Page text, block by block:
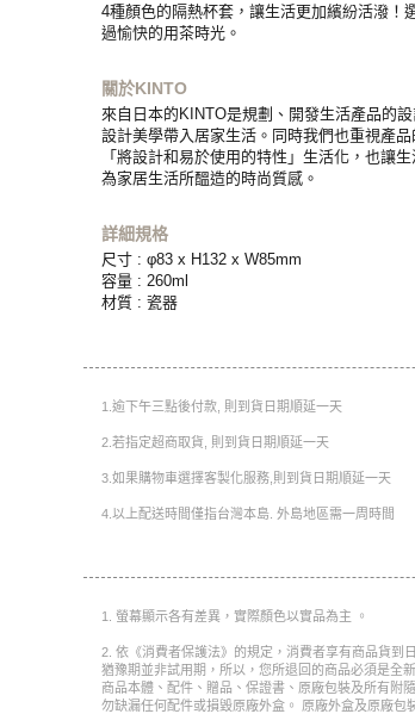
4種顏色的隔熱杯套，讓生活更加繽紛活潑！
過愉快的用茶時光。
關於KINTO
來自日本的KINTO是規劃、開發生活產品的
設計美學帶入居家生活。同時我們也重視產
「將設計和易於使用的特性」生活化，也讓
為家居生活所醞造的時尚質感。
詳細規格
尺寸 : φ83 x H132 x W85mm
容量 : 260ml
材質 : 瓷器
1.逾下午三點後付款, 則到貨日期順延一天
2.若指定超商取貨, 則到貨日期順延一天
3.如果購物車選擇客製化服務,則到貨日期順延一天
4.以上配送時間僅指台灣本島. 外島地區需一周時間
1. 螢幕顯示各有差異，實際顏色以實品為主 。
2. 依《消費者保護法》的規定，消費者享有商品貨到
猶豫期並非試用期，所以，您所退回的商品必須是全
商品本體、配件、贈品、保證書、原廠包裝及所有附
勿缺漏任何配件或損毀原廠外盒。 原廠外盒及原廠包